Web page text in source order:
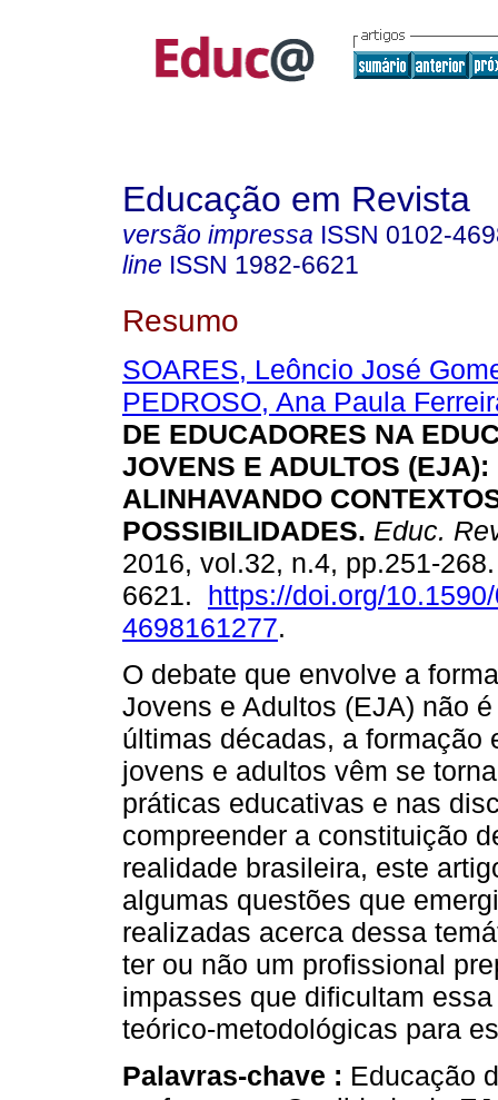
Educação em Revista
versão impressa ISSN 0102-
line ISSN 1982-6621
Resumo
SOARES, Leôncio José
PEDROSO, Ana Paula
DE EDUCADORES NA
JOVENS E ADULTOS (EJA):
ALINHAVANDO
POSSIBILIDADES. Educ.
2016, vol.32, n.4, pp.251-
6621. https://doi.org/
4698161277.
O debate que envolve a
Jovens e Adultos (EJA) não
últimas décadas, a formação
jovens e adultos vêm se
práticas educativas e nas
compreender a constituição
realidade brasileira, este
algumas questões que
realizadas acerca dessa
ter ou não um profissional
impasses que dificultam
teórico-metodológicas para
Palavras-chave : Educação